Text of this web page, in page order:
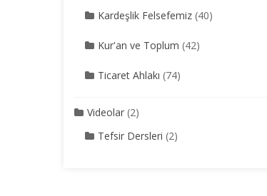
Kardeşlik Felsefemiz(40)
Kur'an ve Toplum (42)
Ticaret Ahlakı (74)
Videolar(2)
Tefsir Dersleri (2)